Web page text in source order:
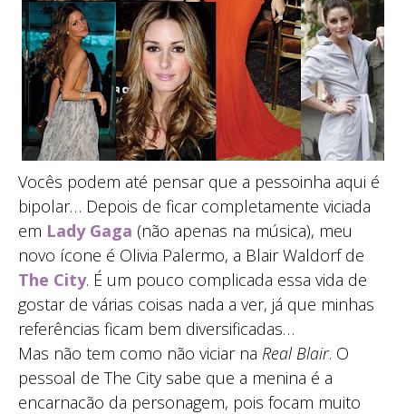
Vocês podem até pensar que a pessoinha aqui é
bipolar… Depois de ficar completamente viciada
em Lady Gaga (não apenas na música), meu
novo ícone é Olivia Palermo, a Blair Waldorf de
The City. É um pouco complicada essa vida de
gostar de várias coisas nada a ver, já que minhas
referências ficam bem diversificadas…
Mas não tem como não viciar na Real Blair. O
pessoal de The City sabe que a menina é a
encarnacão da personagem, pois focam muito